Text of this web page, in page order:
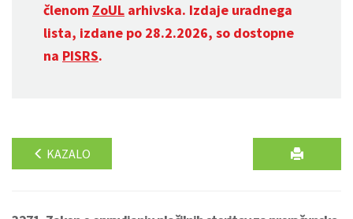
členom ZoUL arhivska. Izdaje uradnega
lista, izdane po 28.2.2026, so dostopne
na PISRS.
KAZALO